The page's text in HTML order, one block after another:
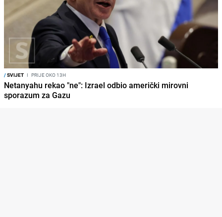
/SVIJET I PRIJE OKO 13H
Netanyahu rekao "ne": Izrael odbio američki mirovni
sporazum za Gazu